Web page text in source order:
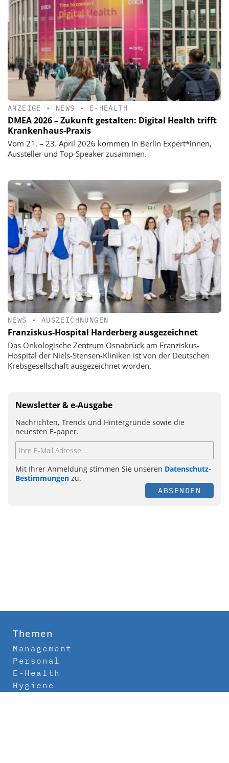
ANZEIGE • NEWS • E-HEALTH
DMEA 2026 – Zukunft gestalten: Digital Health trifft
Krankenhaus-Praxis
Vom 21. – 23. April 2026 kommen in Berlin Expert*innen,
Aussteller und Top-Speaker zusammen.
NEWS • AUSZEICHNUNGEN
Franziskus-Hospital Harderberg ausgezeichnet
Das Onkologische Zentrum Osnabrück am Franziskus-
Hospital der Niels-Stensen-Kliniken ist von der Deutschen
Krebsgesellschaft ausgezeichnet worden.
Newsletter & e-Ausgabe
Nachrichten, Trends und Hintergründe sowie die
neuesten E-paper.
Mit Ihrer Anmeldung stimmen Sie unseren Datenschutz-
Bestimmungen zu.
ABSENDEN
Themen
Management
Personal
E-Health
Hygiene